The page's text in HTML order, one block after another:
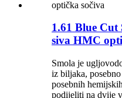
1.61 Blue
siva HMC
Smola je
iz biljaka,
posebnih
podijeliti na dvije